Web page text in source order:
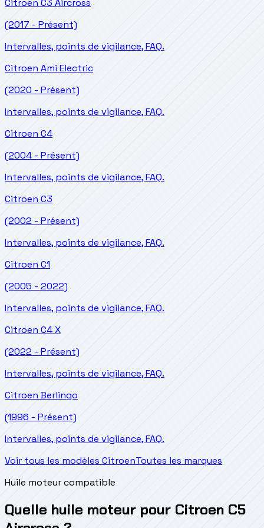
(2017 - Présent)
Intervalles, points de vigilance, FAQ.
Citroen Ami Electric
(2020 - Présent)
Intervalles, points de vigilance, FAQ.
Citroen C4
(2004 - Présent)
Intervalles, points de vigilance, FAQ.
Citroen C3
(2002 - Présent)
Intervalles, points de vigilance, FAQ.
Citroen C1
(2005 - 2022)
Intervalles, points de vigilance, FAQ.
Citroen C4 X
(2022 - Présent)
Intervalles, points de vigilance, FAQ.
Citroen Berlingo
(1996 - Présent)
Intervalles, points de vigilance, FAQ.
Voir tous les modèles CitroenToutes les marques
Huile moteur compatible
Quelle huile moteur pour Citroen C5